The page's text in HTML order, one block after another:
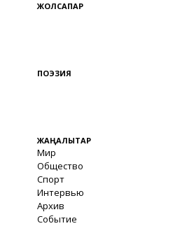
ЖОЛСАПАР
ПОЭЗИЯ
ЖАҢАЛЫҚТАР
Мир
Общество
Спорт
Интервью
Архив
Событие